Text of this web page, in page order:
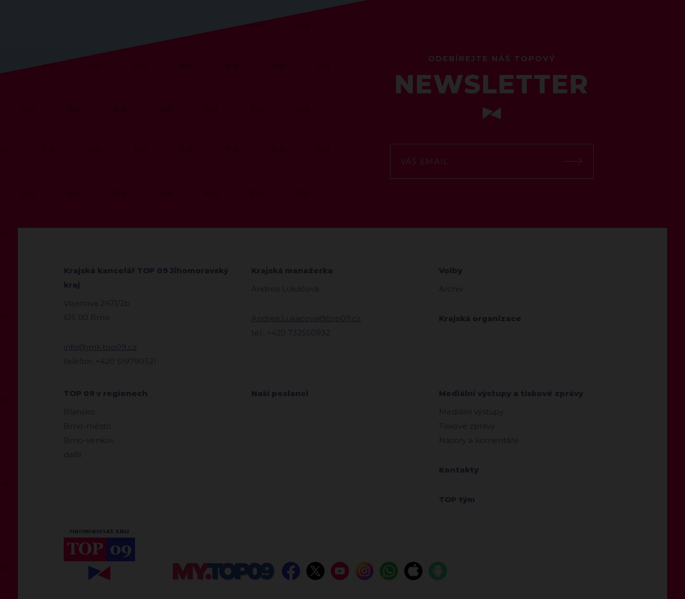
ODEBÍREJTE NÁŠ TOPOVÝ
NEWSLETTER
Krajská kancelář TOP 09 Jihomoravský
kraj
Vojanova 2471/2b
615 00 Brno
info@jmk.top09.cz
telefon: +420 519790321
Krajská manažerka
Andrea Lukáčová
Andrea.Lukacova@top09.cz
tel.: +420 732550932
Volby
Archiv
Krajská organizace
TOP 09 v regionech
Blansko
Brno-město
Brno-venkov
další
Naši poslanci
Mediální výstupy a tiskové zprávy
Mediální výstupy
Tiskové zprávy
Názory a komentáře
Kontakty
TOP tým